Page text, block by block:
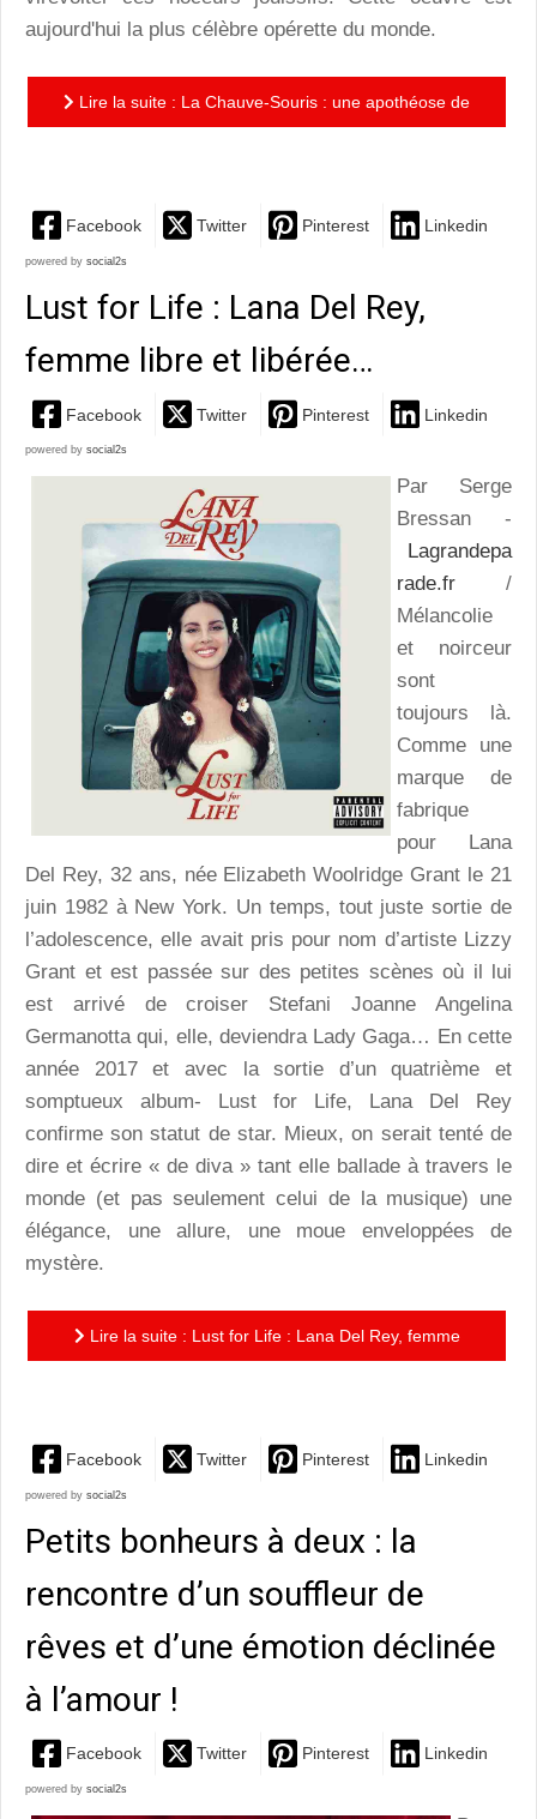
aujourd'hui la plus célèbre opérette du monde.
Lire la suite : La Chauve-Souris : une apothéose de
Facebook Twitter Pinterest Linkedin
powered by social2s
Lust for Life : Lana Del Rey,
femme libre et libérée…
Facebook Twitter Pinterest Linkedin
powered by social2s
Par Serge
Bressan -
Lagrandepa
rade.fr /
Mélancolie
et noirceur
sont
toujours là.
Comme une
marque de
fabrique
pour Lana
Del Rey, 32 ans, née Elizabeth Woolridge Grant le 21
juin 1982 à New York. Un temps, tout juste sortie de
l’adolescence, elle avait pris pour nom d’artiste Lizzy
Grant et est passée sur des petites scènes où il lui
est arrivé de croiser Stefani Joanne Angelina
Germanotta qui, elle, deviendra Lady Gaga… En cette
année 2017 et avec la sortie d’un quatrième et
somptueux album- Lust for Life, Lana Del Rey
confirme son statut de star. Mieux, on serait tenté de
dire et écrire « de diva » tant elle ballade à travers le
monde (et pas seulement celui de la musique) une
élégance, une allure, une moue enveloppées de
mystère.
Lire la suite : Lust for Life : Lana Del Rey, femme
Facebook Twitter Pinterest Linkedin
powered by social2s
Petits bonheurs à deux : la
rencontre d’un souffleur de
rêves et d’une émotion déclinée
à l’amour !
Facebook Twitter Pinterest Linkedin
powered by social2s